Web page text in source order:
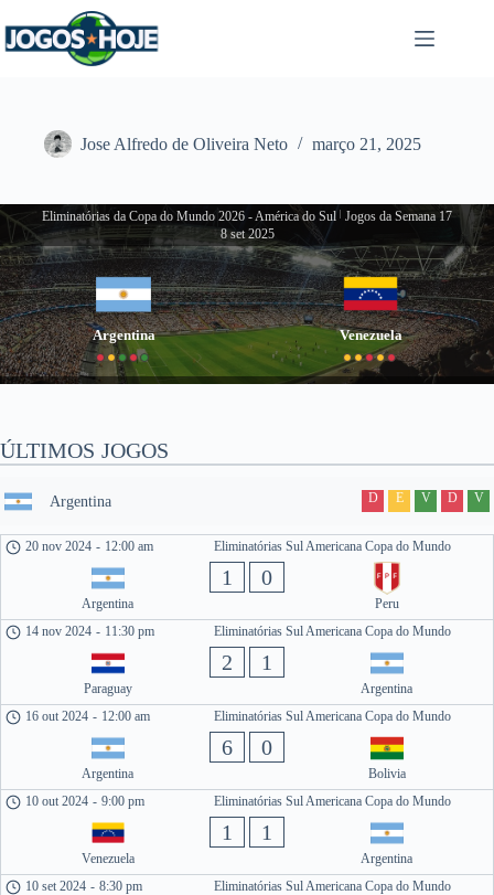
para
o
Jose Alfredo de Oliveira Neto março 21, 2025
Eliminatórias da Copa do Mundo 2026 - América do Sul Jogos da Semana 17
8 set 2025
Argentina Venezuela
ÚLTIMOS JOGOS
Argentina D E V D V
Eliminatórias Sul Americana Copa do Mundo
20 nov 2024 - 12:00 am
Argentina
1 0
Peru
Eliminatórias Sul Americana Copa do Mundo
14 nov 2024 - 11:30 pm
Paraguay
2 1
Argentina
Eliminatórias Sul Americana Copa do Mundo
16 out 2024 - 12:00 am
Argentina
6 0
Bolivia
Eliminatórias Sul Americana Copa do Mundo
10 out 2024 - 9:00 pm
Venezuela
1 1
Argentina
Eliminatórias Sul Americana Copa do Mundo
10 set 2024 - 8:30 pm